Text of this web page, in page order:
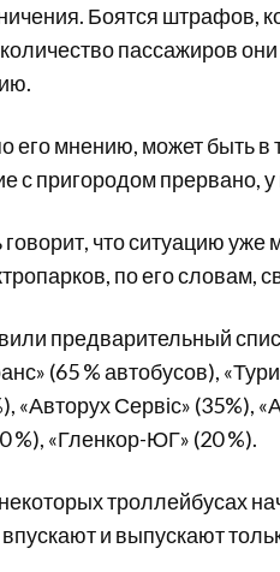
Боятся штрафов,
пассажиров
его мнению, может быть в
с пригородом прервано,
что ситуацию уже
по его словам,
предварительный
(65 % автобусов),
«Авторух Сервіс» (35%),
%), «Гленкор-ЮГ» (20 %).
троллейбусах
впускают и выпускают